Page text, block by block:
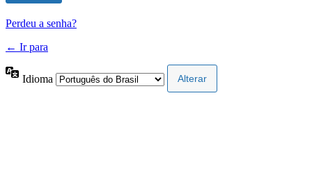
Perdeu a senha?
← Ir para
Idioma